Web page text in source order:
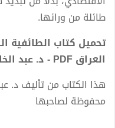
طائلة من ورائها.
تحميل كتاب
العراق PDF - د. عبد الخالق حسين
هذا الكتاب من تأليف د.
محفوظة لصاحبها